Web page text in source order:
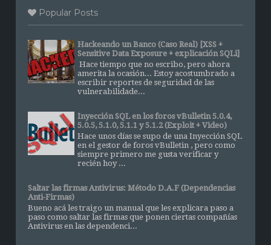
Popular Posts
Hackeando un Banco (Caso Real) [XSS +
Sensitive Data Exposure + explicación SQLi]
Hace tiempo que no escribo, pero ahora
amerita la ocasión... Estoy acostumbrado a
escribir reportes de seguridad de las
vulnerabilidade...
Inyección SQL en los foros vBulletin 5.0.4,
5.0.5, 5.1.0, 5.1.1 y 5.1.2 (Exploit + Video)
Hace unos días se supo de una Inyección SQL
en el gestor de foros vBulletin , pero como
siempre primero me gusta verificar y
recién hoy ...
Saltar las firmas Antivirus: Método D.A.F (Dependencias
Anti-Firmas)
Bueno acá les traigo un manual que les explicara paso a
paso como saltar las firmas que ponen ciertas compañías
Antivirus en las dependenci...